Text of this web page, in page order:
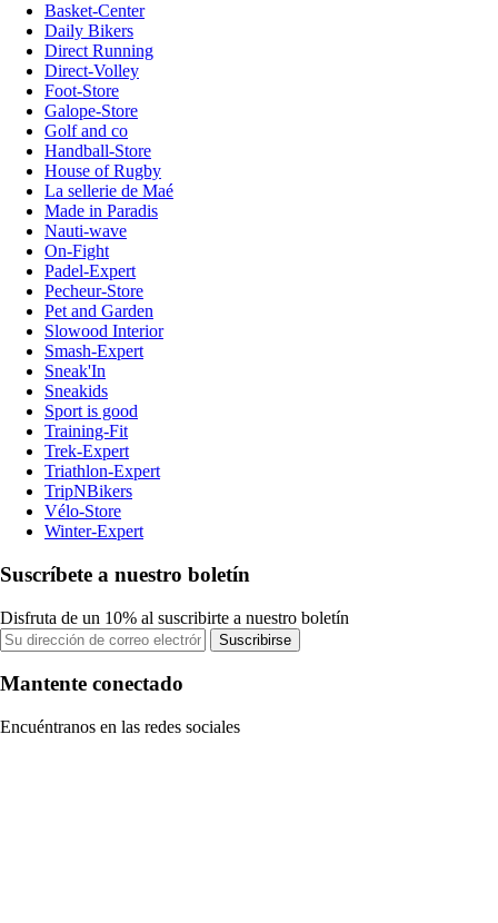
Basket-Center
Daily Bikers
Direct Running
Direct-Volley
Foot-Store
Galope-Store
Golf and co
Handball-Store
House of Rugby
La sellerie de Maé
Made in Paradis
Nauti-wave
On-Fight
Padel-Expert
Pecheur-Store
Pet and Garden
Slowood Interior
Smash-Expert
Sneak'In
Sneakids
Sport is good
Training-Fit
Trek-Expert
Triathlon-Expert
TripNBikers
Vélo-Store
Winter-Expert
Suscríbete a nuestro boletín
Disfruta de un 10% al suscribirte a nuestro boletín
Suscribirse
Mantente conectado
Encuéntranos en las redes sociales